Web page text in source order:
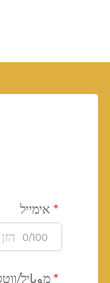
אימייל
0/100
מوباיל/